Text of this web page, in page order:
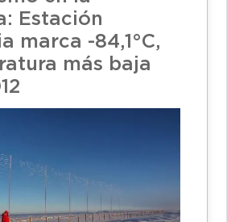
Estación
marca -84,1°C,
más baja